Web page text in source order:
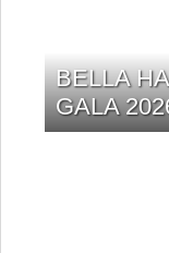
BELLA
GALA